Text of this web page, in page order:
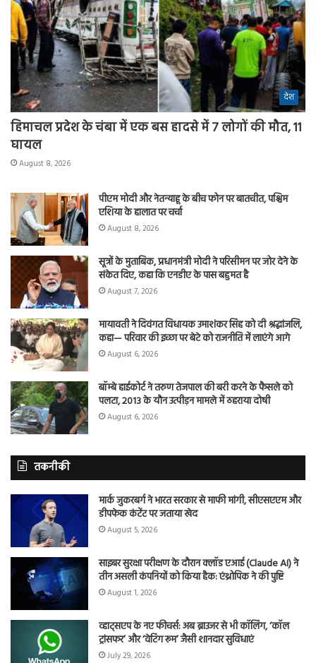
देश
हिमाचल प्रदेश के चंबा में एक बस हादसे में 7 लोगों की मौत, 11
घायल
August 8, 2026
पीएम मोदी और नेतन्याहू के बीच फोन पर बातचीत, पश्चिम
एशिया के हालात पर चर्चा
August 8, 2026
सूत्रों के मुताबिक, प्रधानमंत्री मोदी ने परिसीमन पर जोर देने के
संकेत दिए, कहा कि एनडीए के पास बहुमत है
August 7, 2026
मायावती ने दिवंगत विधायक उमाशंकर सिंह को दी श्रद्धांजलि,
कहा— परिवार की इच्छा पर बेटे को राजनीति में लाएंगे आगे
August 6, 2026
बॉम्बे हाईकोर्ट ने तरुण तेजपाल की बरी करने के फैसले को
पलटा, 2013 के यौन उत्पीड़न मामले में ठहराया दोषी
August 6, 2026
तकनीकी
मार्क जुकरबर्ग ने भारत सरकार से माफी मांगी, सीएसएएम और
डीपफेक कंटेंट पर जताया खेद
August 5, 2026
साइबर सुरक्षा परीक्षण के दौरान क्लॉड एआई (Claude AI) ने
तीन असली कंपनियों को किया हैक: एंथ्रोपिक ने की पुष्टि
August 1, 2026
व्हाट्सएप के नए फीचर्स: अब ब्राउजर से भी कॉलिंग, ‘कॉल
ट्रांसफर’ और ‘वेटिंग रूम’ जैसी शानदार सुविधाएं
July 29, 2026